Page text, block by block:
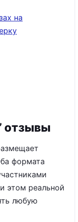
на
отзывы
формата
этом реальной
любую